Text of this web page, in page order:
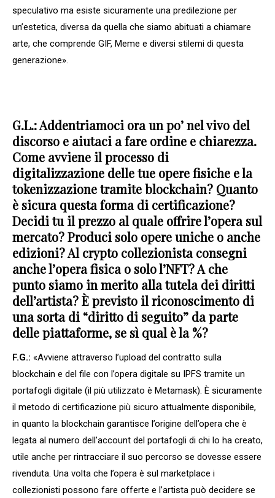
speculativo ma esiste sicuramente una predilezione per
un’estetica, diversa da quella che siamo abituati a chiamare
arte, che comprende GIF, Meme e diversi stilemi di questa
generazione».
G.L.: Addentriamoci ora un po’ nel vivo del
discorso e aiutaci a fare ordine e chiarezza.
Come avviene il processo di
digitalizzazione delle tue opere fisiche e la
tokenizzazione tramite blockchain? Quanto
è sicura questa forma di certificazione?
Decidi tu il prezzo al quale offrire l’opera sul
mercato? Produci solo opere uniche o anche
edizioni? Al crypto collezionista consegni
anche l’opera fisica o solo l’NFT? A che
punto siamo in merito alla tutela dei diritti
dell’artista? È previsto il riconoscimento di
una sorta di “diritto di seguito” da parte
delle piattaforme, se sì qual è la %?
F.G.: «Avviene attraverso l’upload del contratto sulla
blockchain e del file con l’opera digitale su IPFS tramite un
portafogli digitale (il più utilizzato è Metamask). È sicuramente
il metodo di certificazione più sicuro attualmente disponibile,
in quanto la blockchain garantisce l’origine dell’opera che è
legata al numero dell’account del portafogli di chi lo ha creato,
utile anche per rintracciare il suo percorso se dovesse essere
rivenduta. Una volta che l’opera è sul marketplace i
collezionisti possono fare offerte e l’artista può decidere se